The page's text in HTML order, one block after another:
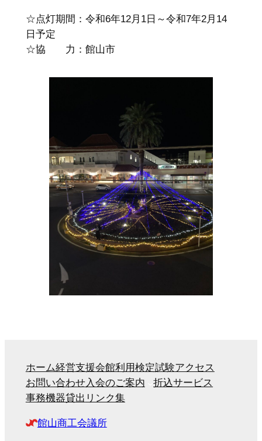
☆点灯期間：令和6年12月1日～令和7年2月14
日予定
☆協 力：館山市
ホーム経営支援会館利用検定試験アクセス
お問い合わせ入会のご案内
折込サービス
事務機器貸出 リンク集
館山商工会議所